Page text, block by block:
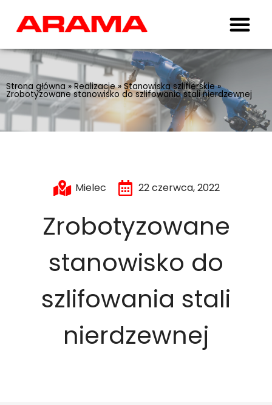
Strona główna »Realizacje»Stanowiska szlifierskie»
Zrobotyzowane stanowisko do szlifowania stali nierdzewnej
Mielec 22 czerwca, 2022
Zrobotyzowane
stanowisko do
szlifowania stali
nierdzewnej